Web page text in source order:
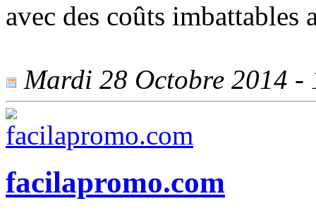
avec des coûts imbattables
Mardi 28 Octobre 2014 -
facilapromo.com